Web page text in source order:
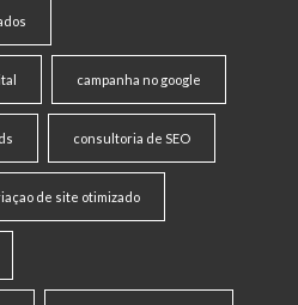
campanha no google
consultoria de SEO
de site otimizado